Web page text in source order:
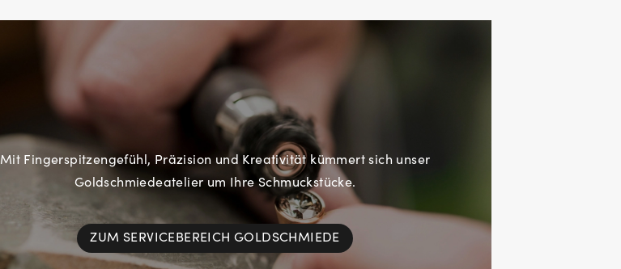
Mit Fingerspitzengefühl, Präzision und Kreativität kümmert sich unser
Goldschmiedeatelier um Ihre Schmuckstücke.
ZUM SERVICEBEREICH GOLDSCHMIEDE